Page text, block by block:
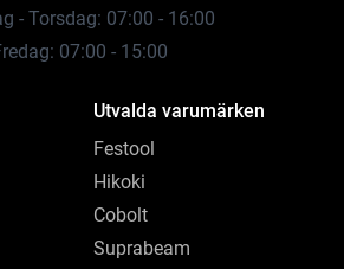
- Torsdag: 07:00 - 16:00
07:00 - 15:00
Utvalda varumärken
Festool
Hikoki
Cobolt
Suprabeam